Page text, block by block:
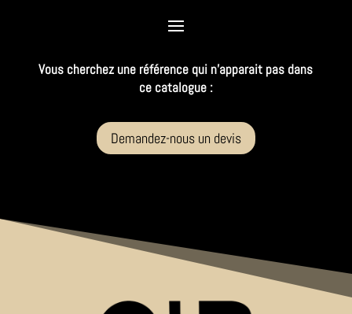
Vous cherchez une référence qui n’apparait pas dans
ce catalogue :
Demandez-nous un devis